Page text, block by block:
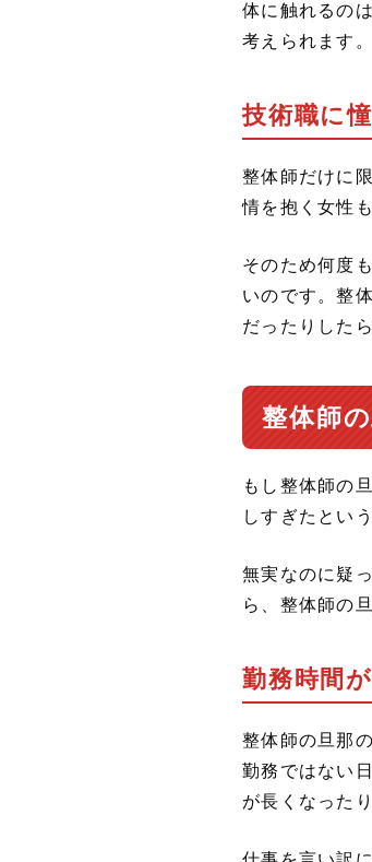
体に触れるの
考えられます。
技術職に
整体師だけに
情を抱く女性
そのため何度
いのです。整
だったりした
整体師
もし整体師の
しすぎたとい
無実なのに疑
ら、整体師の
勤務時間
整体師の旦那
勤務ではない
が長くなった